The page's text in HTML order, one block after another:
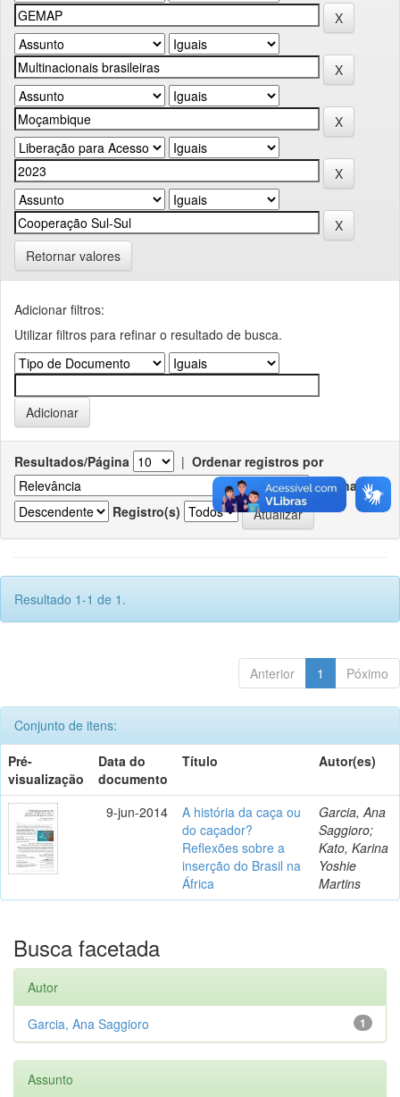
Retornar valores
Adicionar filtros:
Utilizar filtros para refinar o resultado de busca.
Resultados/Página | Ordenar registros por
Ordenar
Registro(s)
Resultado 1-1 de 1.
Anterior 1 Póximo
Conjunto de itens:
Pré-
visualização
Data do
documento
Título Autor(es)
9-jun-2014
A história da caça ou
do caçador?
Reflexões sobre a
inserção do Brasil na
África
Garcia, Ana
Saggioro;
Kato, Karina
Yoshie
Martins
Busca facetada
Autor
1
Garcia, Ana Saggioro
Assunto